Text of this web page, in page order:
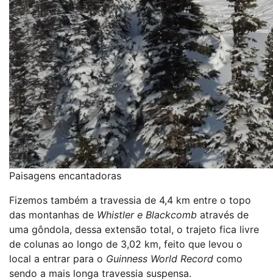
Paisagens encantadoras
Fizemos também a travessia de 4,4 km entre o topo
das montanhas de Whistler e Blackcomb através de
uma gôndola, dessa extensão total, o trajeto fica livre
de colunas ao longo de 3,02 km, feito que levou o
local a entrar para o Guinness World Record como
sendo a mais longa travessia suspensa.